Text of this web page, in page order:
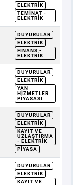
ELEKTRIK
TEMINAT -
ELEKTRIK
DUYURULAR
ELEKTRIK
FINANS -
ELEKTRIK
DUYURULAR
ELEKTRIK
YAN
HIZMETLER
PIYASASI
DUYURULAR
ELEKTRIK
KAYIT VE
UZLAŞTIRMA
- ELEKTRIK
PIYASA
DUYURULAR
ELEKTRIK
KAYIT VE